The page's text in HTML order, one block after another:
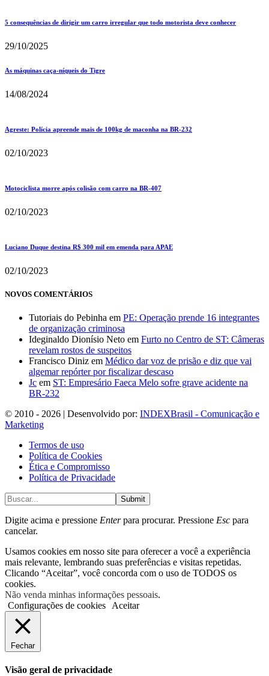
5 consequências de dirigir um carro irregular que todo motorista deve conhecer
29/10/2025
As máquinas caça-níqueis do Tigre
14/08/2024
Agreste: Polícia apreende mais de 100kg de maconha na BR-232
02/10/2023
Motociclista morre após colisão com carro na BR-407
02/10/2023
Luciano Duque destina R$ 300 mil em emenda para APAE
02/10/2023
NOVOS COMENTÁRIOS
Tutoriais do Pebinha em PE: Operação prende 16 integrantes
de organização criminosa
Ideginaldo Dionísio Neto em Furto no Centro de ST: Câmeras
revelam rostos de suspeitos
Francisco Diniz em Médico dar voz de prisão e diz que vai
algemar repórter por fiscalizar descaso
Jc em ST: Empresário Faeca Melo sofre grave acidente na
BR-232
© 2010 - 2026 | Desenvolvido por: INDEXBrasil - Comunicação e
Marketing
Termos de uso
Política de Cookies
Ética e Compromisso
Política de Privacidade
Submit
Digite acima e pressione Enterpara procurar. Pressione Esc para
cancelar.
Usamos cookies em nosso site para oferecer a você a experiência
mais relevante, lembrando suas preferências e visitas repetidas.
Clicando “Aceitar”, você concorda com o uso de TODOS os
cookies.
Não venda minhas informações pessoais.
Configurações de cookies
Aceitar
Fechar
Visão geral de privacidade